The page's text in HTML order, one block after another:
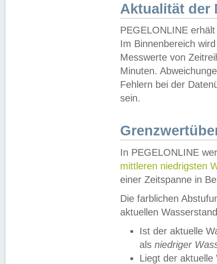
Aktualität der
PEGELONLINE
Im Binnenbereich
Messwerte von
Minuten.
Fehlern bei der
sein.
In PEGELONLINE
mittleren niedrigsten
einer Zeitspanne in
Die farblichen
aktuellen
Ist der aktuelle
als niedriger
Liegt der